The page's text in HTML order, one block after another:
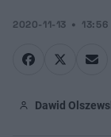
2020-11-13 13:56
Dawid